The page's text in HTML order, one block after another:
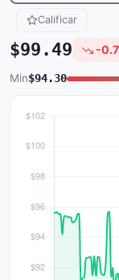
Calificar
$99.49 -
Min$94.30